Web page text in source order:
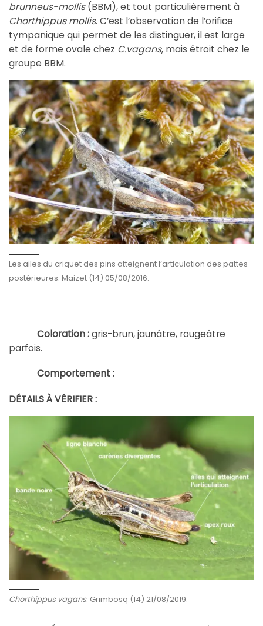
brunneus-mollis(BBM), et tout particulièrement à
Chorthippus mollis. C’est l’observation de l’orifice
tympanique qui permet de les distinguer, il est large
et de forme ovale chez C.vagans, mais étroit chez le
groupe BBM.
Les ailes du criquet des pins atteignent l’articulation des pattes
postérieures. Maizet (14) 05/08/2016.
Coloration :gris-brun, jaunâtre, rougeâtre
parfois.
Comportement :
DÉTAILS À VÉRIFIER :
Chorthippus vagans. Grimbosq (14) 21/08/2019.